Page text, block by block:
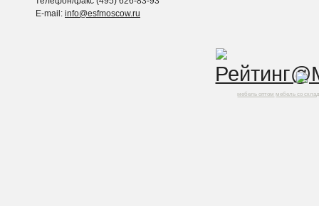
E-mail: info@esfmoscow.ru
мебель оптом мебель со